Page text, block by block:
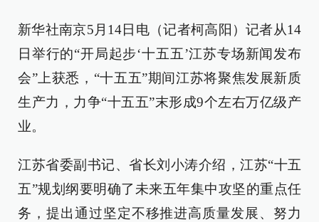
新华社南京5月14日电（记者柯高阳）记者从14
日举行的“开局起步‘十五五’江苏专场新闻发布
会”上获悉，“十五五”期间江苏将聚焦发展新质
生产力，力争“十五五”末形成9个左右万亿级产
业。
江苏省委副书记、省长刘小涛介绍，江苏“十五
五”规划纲要明确了未来五年集中攻坚的重点任
务，提出通过坚定不移推进高质量发展、努力